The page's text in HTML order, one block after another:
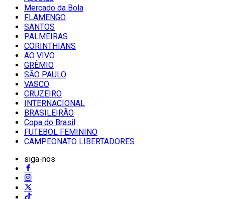
Mercado da Bola
FLAMENGO
SANTOS
PALMEIRAS
CORINTHIANS
AO VIVO
GRÊMIO
SĀO PAULO
VASCO
CRUZEIRO
INTERNACIONAL
BRASILEIRÃO
Copa do Brasil
FUTEBOL FEMININO
CAMPEONATO LIBERTADORES
siga-nos